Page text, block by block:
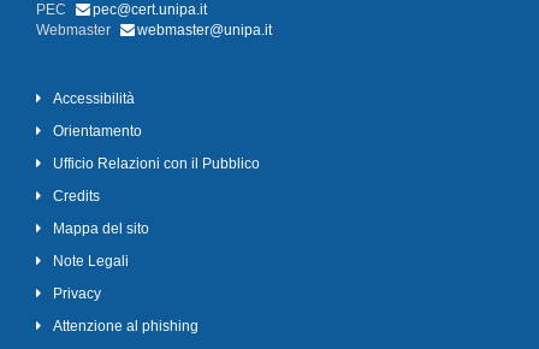
PEC
pec@cert.unipa.it
Webmaster
webmaster@unipa.it
Accessibilità
Orientamento
Ufficio Relazioni con il Pubblico
Credits
Mappa del sito
Note Legali
Privacy
Attenzione al phishing